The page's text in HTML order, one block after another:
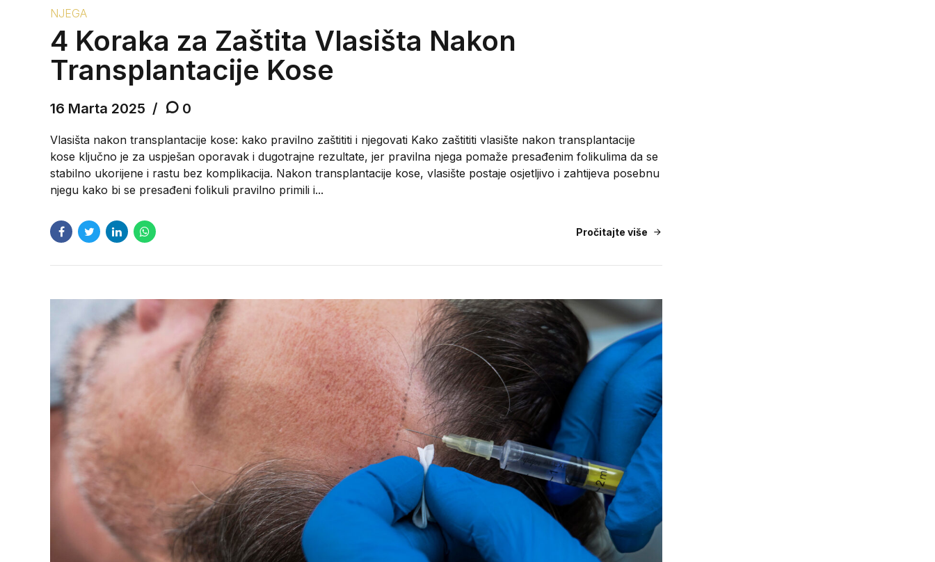
NJEGA
4 Koraka za Zaštita Vlasišta Nakon
Transplantacije Kose
16 Marta 2025 0
Vlasišta nakon transplantacije kose: kako pravilno zaštititi i njegovati Kako zaštititi vlasište nakon transplantacije
kose ključno je za uspješan oporavak i dugotrajne rezultate, jer pravilna njega pomaže presađenim folikulima da se
stabilno ukorijene i rastu bez komplikacija. Nakon transplantacije kose, vlasište postaje osjetljivo i zahtijeva posebnu
njegu kako bi se presađeni folikuli pravilno primili i...
Pročitajte više